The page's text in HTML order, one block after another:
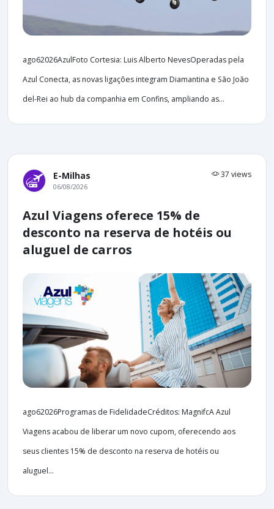
ago62026AzulFoto Cortesia: Luis Alberto NevesOperadas pela
Azul Conecta, as novas ligações integram Diamantina e São João
del-Rei ao hub da companhia em Confins, ampliando as...
E-Milhas 37 views
06/08/2026
Azul Viagens oferece 15% de
desconto na reserva de hotéis ou
aluguel de carros
ago62026Programas de FidelidadeCréditos: MagnifcA Azul
Viagens acabou de liberar um novo cupom, oferecendo aos
seus clientes 15% de desconto na reserva de hotéis ou
aluguel...